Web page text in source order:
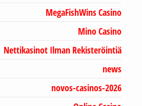
MegaFishWins Casino
Mino Casino
Nettikasinot Ilman Rekisteröintiä
news
novos-casinos-2026